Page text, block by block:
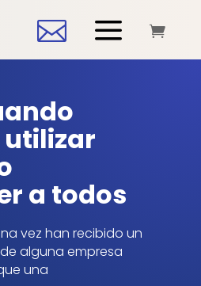
 a 
utilizar
a todos
vez han recibido un
alguna empresa
una